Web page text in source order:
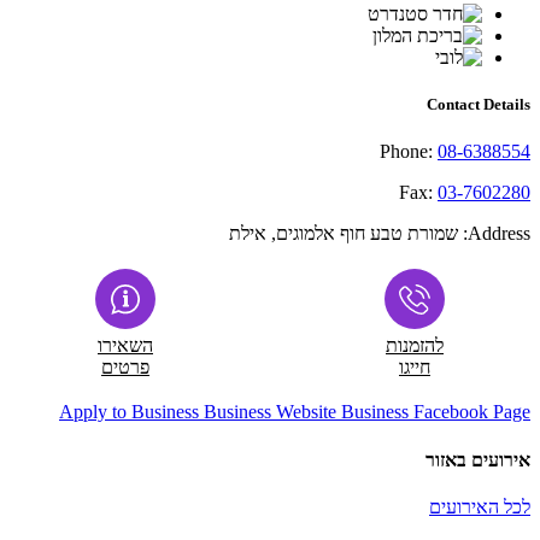
Contact Details
Phone: 08-6388554
Fax: 03-7602280
Address: שמורת טבע חוף אלמוגים, אילת
להזמנות
חייגו
השאירו
פרטים
Apply to Business Business Website Business Facebook Page
אירועים באזור
לכל האירועים